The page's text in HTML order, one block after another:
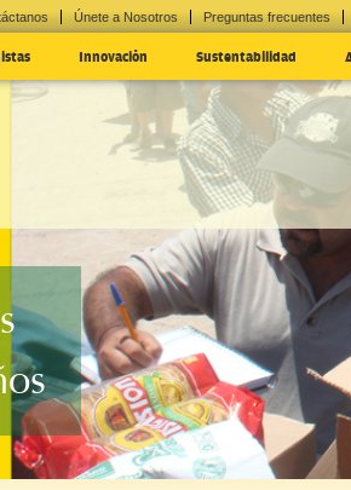
Únete a Nosotros Preguntas frecuentes
Innovación Sustentabilidad